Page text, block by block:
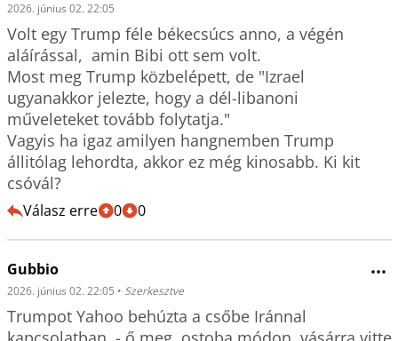
2026. június 02. 22:05
Volt egy Trump féle békecsúcs anno, a végén
aláírással,  amin Bibi ott sem volt.
Most meg Trump közbelépett, de "Izrael
ugyanakkor jelezte, hogy a dél-libanoni
műveleteket tovább folytatja."
Vagyis ha igaz amilyen hangnemben Trump
állitólag lehordta, akkor ez még kinosabb. Ki kit
csóvál?
Válasz erre 0 0
Gubbio •••
2026. június 02. 22:05 • Szerkesztve
Trumpot Yahoo behúzta a csőbe Iránnal